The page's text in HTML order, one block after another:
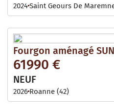
2024Saint Geours De
Fourgon aménagé
61990 €
NEUF
2026 Roanne (42)